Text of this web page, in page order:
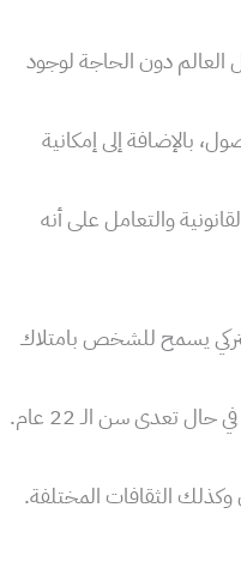
الدخول إلى أكثر من 72 دولة من دول العالم دون الحاجة لوجود
أكثر من 40 دولة بمجرد الوصول، بالإضافة إلى إمكانية
والتعامل على أنه
يسمح للشخص بامتلاك
تعدى سن الـ 22 عام.
وكذلك الثقافات المختلفة.